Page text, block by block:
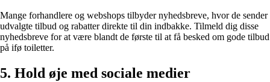
Mange forhandlere og webshops tilbyder nyhedsbreve, hvor de sender
udvalgte tilbud og rabatter direkte til din indbakke. Tilmeld dig disse
nyhedsbreve for at være blandt de første til at få besked om gode tilbud
på ifø toiletter.
5. Hold øje med sociale medier